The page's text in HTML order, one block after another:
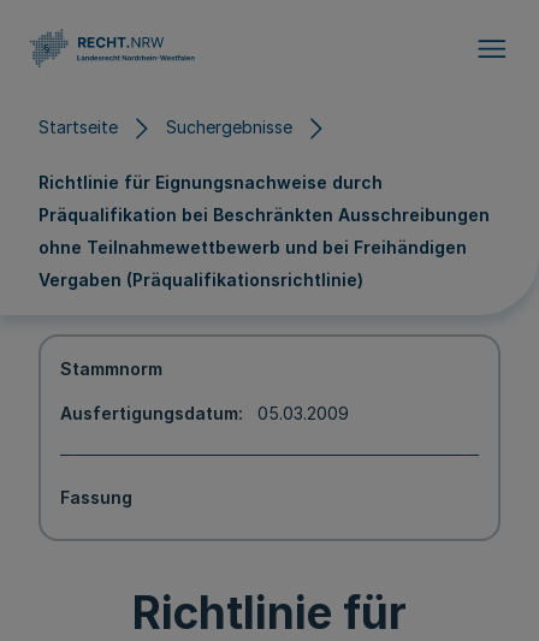
Startseite Suchergebnisse
Richtlinie für Eignungsnachweise durch
Präqualifikation bei Beschränkten Ausschreibungen
ohne Teilnahmewettbewerb und bei Freihändigen
Vergaben (Präqualifikationsrichtlinie)
Stammnorm
Ausfertigungsdatum 05.03.2009
Fassung
Richtlinie für